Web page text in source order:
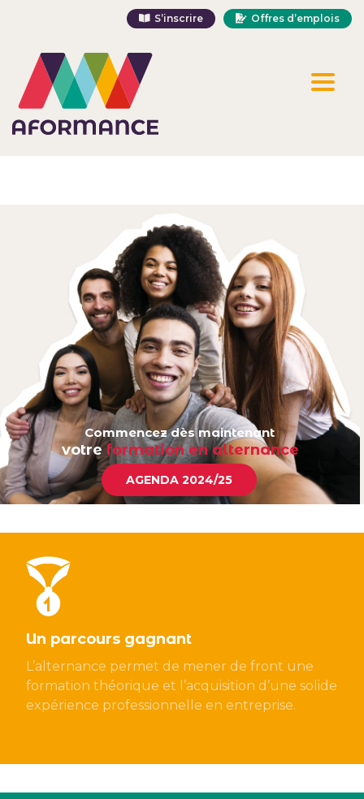
S’inscrire Offres d’emplois
votreformation en alternance
Commencez dès maintenant
AGENDA 2024/25
Un parcours gagnant
L’alternance permet de mener de front une
formation théorique et l’acquisition d’une solide
expérience professionnelle en entreprise.